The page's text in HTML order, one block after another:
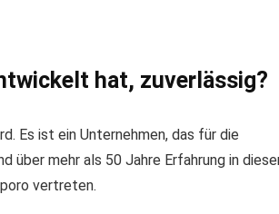
hat, zuverlässig?
Es ist ein Unternehmen, das für die
mehr als 50 Jahre Erfahrung in
vertreten.